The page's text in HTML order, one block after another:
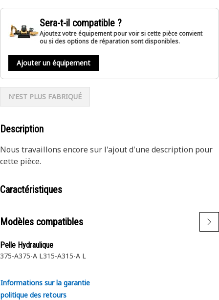
Sera-t-il compatible ?
Ajoutez votre équipement pour voir si cette pièce convient
ou si des options de réparation sont disponibles.
Ajouter un équipement
N'EST PLUS FABRIQUÉ
Description
Nous travaillons encore sur l'ajout d'une description pour
cette pièce.
Caractéristiques
Modèles compatibles
Pelle Hydraulique
375-A375-A L315-A315-A L
Informations sur la garantie
politique des retours